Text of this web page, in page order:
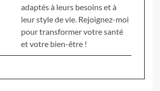
adaptés à leurs besoins et à
leur style de vie. Rejoignez-moi
pour transformer votre santé
et votre bien-être !